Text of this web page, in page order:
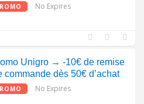
No Expires
Unigro → -10€ de remise
commande dès 50€ d’achat
No Expires